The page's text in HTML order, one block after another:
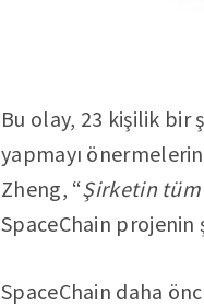
Bu olay, 23 kişilik bir
yapmayı
Zheng, “Şirketin tüm
SpaceChain
SpaceChain daha